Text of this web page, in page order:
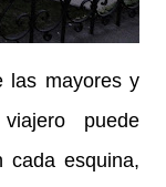
las mayores y
puede
cada esquina,